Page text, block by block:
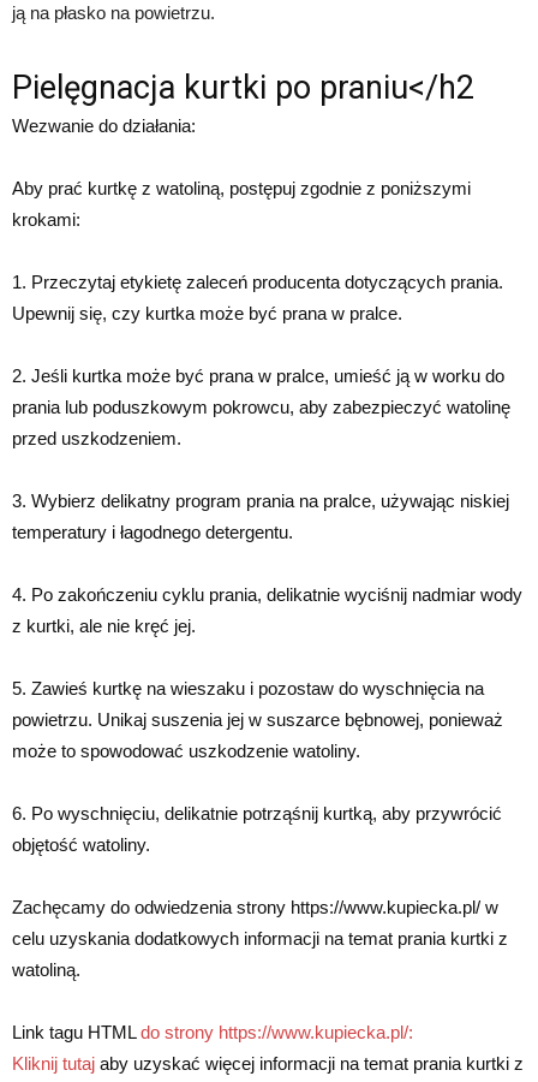
ją na płasko na powietrzu.
Pielęgnacja kurtki po praniu</h2
Wezwanie do działania:
Aby prać kurtkę z watoliną, postępuj zgodnie z poniższymi
krokami:
1. Przeczytaj etykietę zaleceń producenta dotyczących prania.
Upewnij się, czy kurtka może być prana w pralce.
2. Jeśli kurtka może być prana w pralce, umieść ją w worku do
prania lub poduszkowym pokrowcu, aby zabezpieczyć watolinę
przed uszkodzeniem.
3. Wybierz delikatny program prania na pralce, używając niskiej
temperatury i łagodnego detergentu.
4. Po zakończeniu cyklu prania, delikatnie wyciśnij nadmiar wody
z kurtki, ale nie kręć jej.
5. Zawieś kurtkę na wieszaku i pozostaw do wyschnięcia na
powietrzu. Unikaj suszenia jej w suszarce bębnowej, ponieważ
może to spowodować uszkodzenie watoliny.
6. Po wyschnięciu, delikatnie potrząśnij kurtką, aby przywrócić
objętość watoliny.
Zachęcamy do odwiedzenia strony https://www.kupiecka.pl/ w
celu uzyskania dodatkowych informacji na temat prania kurtki z
watoliną.
Link tagu HTMLdo strony https://www.kupiecka.pl/:
Kliknij tutaj aby uzyskać więcej informacji na temat prania kurtki z